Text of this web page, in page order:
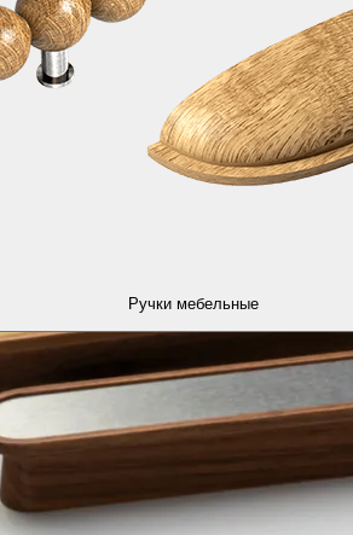
Ручки мебельные